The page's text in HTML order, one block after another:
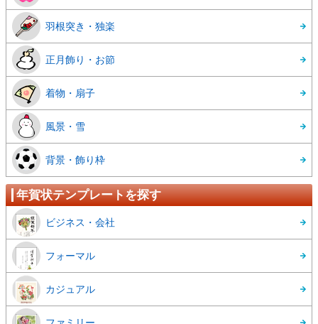
羽根突き・独楽
正月飾り・お節
着物・扇子
風景・雪
背景・飾り枠
年賀状テンプレートを探す
ビジネス・会社
フォーマル
カジュアル